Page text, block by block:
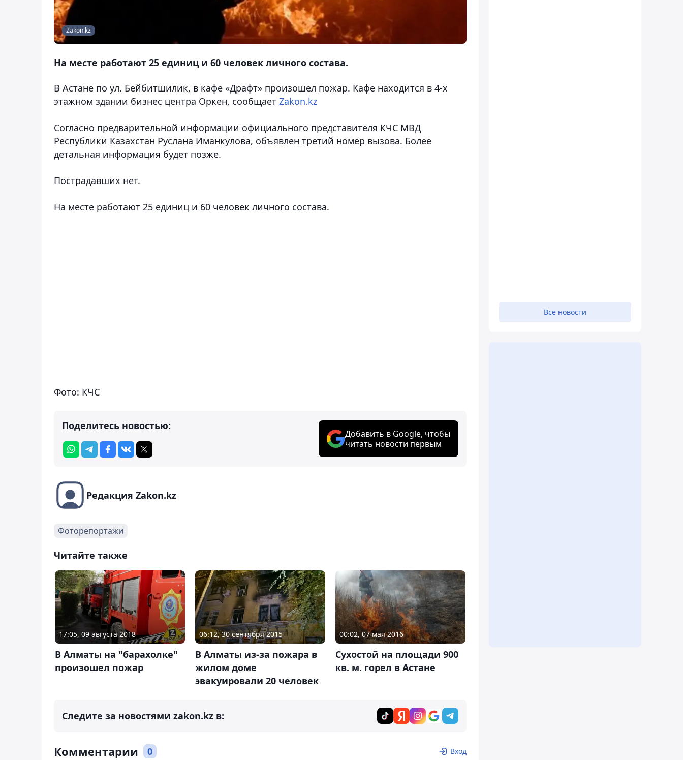
Zakon.kz
На месте работают 25 единиц и 60 человек личного состава.
В Астане по ул. Бейбитшилик, в кафе «Драфт» произошел пожар. Кафе находится в 4-х
этажном здании бизнес центра Оркен, сообщает Zakon.kz
Согласно предварительной информации официального представителя КЧС МВД
Республики Казахстан Руслана Иманкулова, объявлен третий номер вызова. Более
детальная информация будет позже.
Пострадавших нет.
На месте работают 25 единиц и 60 человек личного состава.
Фото: КЧС
Поделитесь новостью:
Добавить в Google, чтобы
читать новости первым
Редакция Zakon.kz
Фоторепортажи
Читайте также
17:05, 09 августа 2018
В Алматы на "барахолке"
произошел пожар
06:12, 30 сентября 2015
В Алматы из-за пожара в
жилом доме
эвакуировали 20 человек
00:02, 07 мая 2016
Сухостой на площади 900
кв. м. горел в Астане
Следите за новостями zakon.kz в:
Комментарии 0 Вход
Все новости